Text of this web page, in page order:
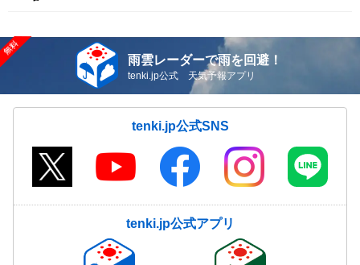
雨雲レーダーで雨を回避！
tenki.jp公式 天気予報アプリ
tenki.jp公式SNS
tenki.jp公式アプリ